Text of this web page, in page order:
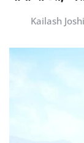
Kailash Joshi